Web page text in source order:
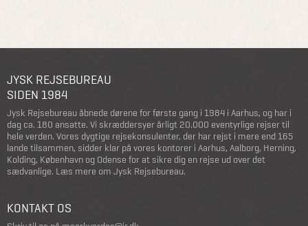
JYSK REJSEBUREAU
SIDEN 1984
Jysk Rejsebureau åbnede dørene for første gang i 1984 i Aarhus, og har i
dag ca. 180 ansatte. Vi skræddersyer årligt 20.000 eventyrlige rejser til
hele verden. Vores dygtige rejsekonsulenter, der har rejst i mere end 165
lande tilsammen, sidder klar på vores kontorer i Aarhus, Aalborg, Herning,
Kolding, København og Odense for at sikre dig en rejse ud over det
sædvanlige. Læs mere om Jysk Rejsebureau.
KONTAKT OS